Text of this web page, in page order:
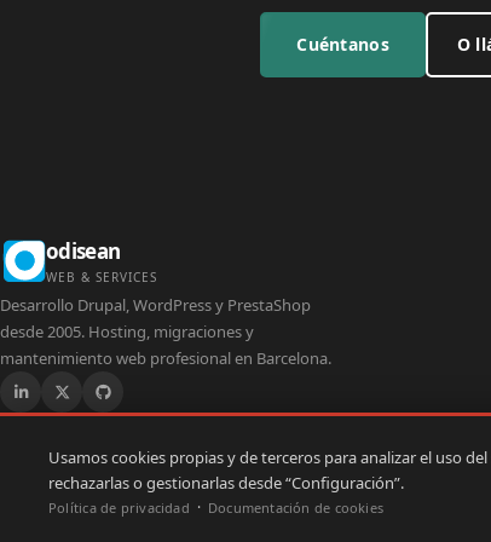
Cuéntanos O
odisean
WEB & SERVICES
Desarrollo Drupal, WordPress y PrestaShop
desde 2005. Hosting, migraciones y
mantenimiento web profesional en Barcelona.
Usamos cookies propias y de terceros para analizar el uso
rechazarlas o gestionarlas desde “Configuración”.
Política de privacidad Documentación de cookies